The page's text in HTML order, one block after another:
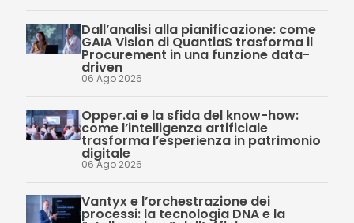
Dall’analisi alla pianificazione: come
GAIA Vision di QuantiaS trasforma il
Procurement in una funzione data-
driven
06 Ago 2026
Opper.ai e la sfida del know-how:
come l’intelligenza artificiale
trasforma l’esperienza in patrimonio
digitale
06 Ago 2026
Vantyx e l’orchestrazione dei
processi: la tecnologia DNA e la